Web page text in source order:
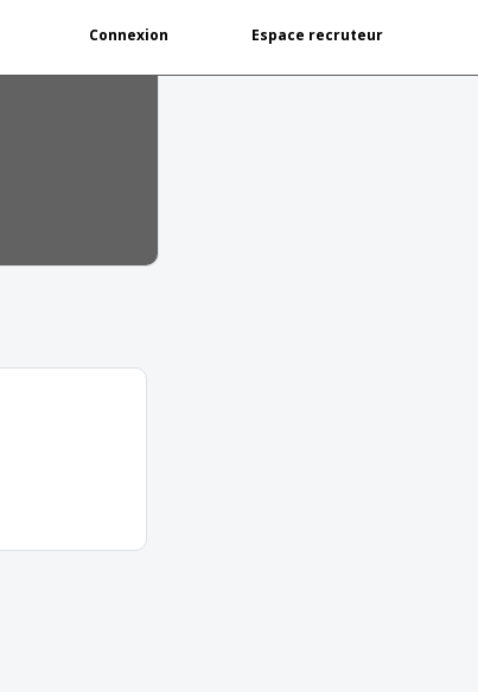
Connexion Espace recruteur